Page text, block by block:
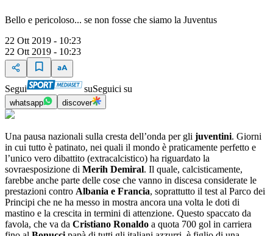
Bello e pericoloso... se non fosse che siamo la Juventus
22 Ott 2019 - 10:23
22 Ott 2019 - 10:23
Segui suSeguici su
whatsapp discover
Una pausa nazionali sulla cresta dell’onda per gli juventini. Giorni
in cui tutto è patinato, nei quali il mondo è praticamente perfetto e
l’unico vero dibattito (extracalcistico) ha riguardato la
sovraesposizione di Merih Demiral. Il quale, calcisticamente,
farebbe anche parte delle cose che vanno in discesa considerate le
prestazioni contro Albania e Francia, soprattutto il test al Parco dei
Principi che ne ha messo in mostra ancora una volta le doti di
mastino e la crescita in termini di attenzione. Questo spaccato da
favola, che va da Cristiano Ronaldo a quota 700 gol in carriera